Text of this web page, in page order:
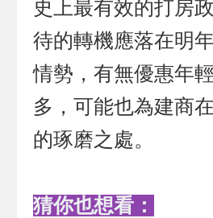
史上最有效的打房
待的轉機應落在明
情勢，有無優惠年
多，可能也為建商
的琢磨之處。
猜你也想看：